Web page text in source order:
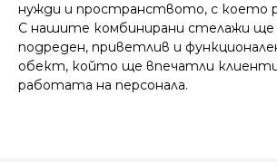
нужди и пространството, с което
С нашите комбинирани стелажи
подреден, приветлив и
обект, който ще впечатли
работата на персонала.